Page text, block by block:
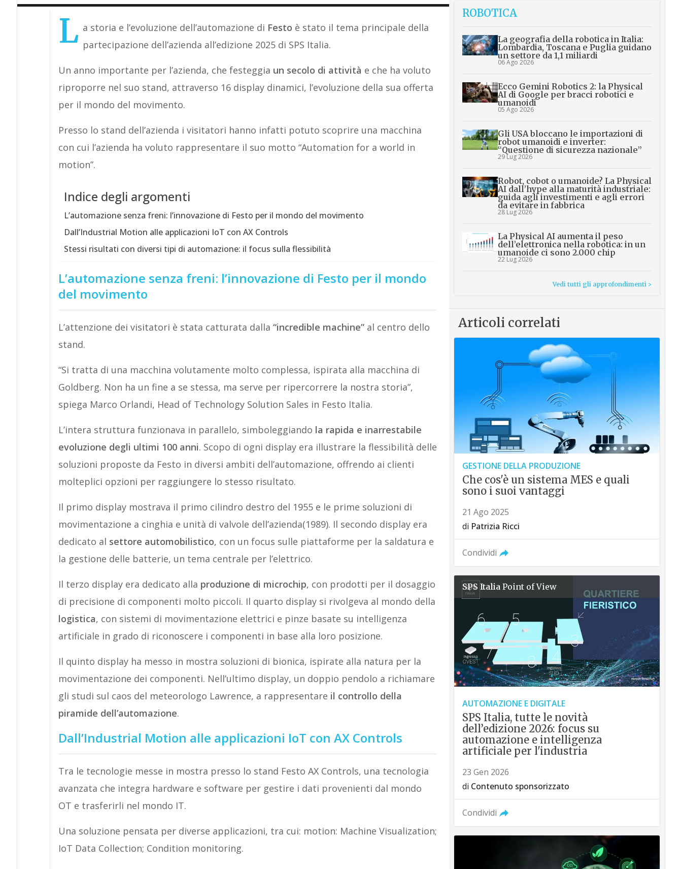
L a storia e l’evoluzione dell’automazione di Festo è stato il tema principale della
partecipazione dell’azienda all’edizione 2025 di SPS Italia.
Un anno importante per l’azienda, che festeggia un secolo di attività e che ha voluto
riproporre nel suo stand, attraverso 16 display dinamici, l’evoluzione della sua offerta
per il mondo del movimento.
Presso lo stand dell’azienda i visitatori hanno infatti potuto scoprire una macchina
con cui l’azienda ha voluto rappresentare il suo motto “Automation for a world in
motion”.
Indice degli argomenti
L’automazione senza freni: l’innovazione di Festo per il mondo del movimento
Dall’Industrial Motion alle applicazioni IoT con AX Controls
Stessi risultati con diversi tipi di automazione: il focus sulla flessibilità
L’automazione senza freni: l’innovazione di Festo per il mondo
del movimento
L’attenzione dei visitatori è stata catturata dalla “incredible machine”al centro dello
stand.
“Si tratta di una macchina volutamente molto complessa, ispirata alla macchina di
Goldberg. Non ha un fine a se stessa, ma serve per ripercorrere la nostra storia”,
spiega Marco Orlandi, Head of Technology Solution Sales in Festo Italia.
L’intera struttura funzionava in parallelo, simboleggiando la rapida e inarrestabile
evoluzione degli ultimi 100 anni. Scopo di ogni display era illustrare la flessibilità delle
soluzioni proposte da Festo in diversi ambiti dell’automazione, offrendo ai clienti
molteplici opzioni per raggiungere lo stesso risultato.
Il primo display mostrava il primo cilindro destro del 1955 e le prime soluzioni di
movimentazione a cinghia e unità di valvole dell’azienda(1989). Il secondo display era
dedicato al settore automobilistico, con un focus sulle piattaforme per la saldatura e
la gestione delle batterie, un tema centrale per l’elettrico.
Il terzo display era dedicato alla produzione di microchip, con prodotti per il dosaggio
di precisione di componenti molto piccoli. Il quarto display si rivolgeva al mondo della
logistica, con sistemi di movimentazione elettrici e pinze basate su intelligenza
artificiale in grado di riconoscere i componenti in base alla loro posizione.
Il quinto display ha messo in mostra soluzioni di bionica, ispirate alla natura per la
movimentazione dei componenti. Nell’ultimo display, un doppio pendolo a richiamare
gli studi sul caos del meteorologo Lawrence, a rappresentare il controllo della
piramide dell’automazione.
Dall’Industrial Motion alle applicazioni IoT con AX Controls
Tra le tecnologie messe in mostra presso lo stand Festo AX Controls, una tecnologia
avanzata che integra hardware e software per gestire i dati provenienti dal mondo
OT e trasferirli nel mondo IT.
Una soluzione pensata per diverse applicazioni, tra cui: motion: Machine Visualization;
IoT Data Collection; Condition monitoring.
ROBOTICA
La geografia della robotica in Italia:
Lombardia, Toscana e Puglia guidano
un settore da 1,1 miliardi
06 Ago 2026
Ecco Gemini Robotics 2: la Physical
AI di Google per bracci robotici e
umanoidi
05 Ago 2026
Gli USA bloccano le importazioni di
robot umanoidi e inverter:
“Questione di sicurezza nazionale”
29 Lug 2026
Robot, cobot o umanoide? La Physical
AI dall’hype alla maturità industriale:
guida agli investimenti e agli errori
da evitare in fabbrica
28 Lug 2026
La Physical AI aumenta il peso
dell’elettronica nella robotica: in un
umanoide ci sono 2.000 chip
22 Lug 2026
Vedi tutti gli approfondimenti >
Articoli correlati
GESTIONE DELLA PRODUZIONE
Che cos'è un sistema MES e quali
sono i suoi vantaggi
21 Ago 2025
di Patrizia Ricci
Condividi
SPS ItaliaPoint of View
AUTOMAZIONE E DIGITALE
SPS Italia, tutte le novità
dell’edizione 2026: focus su
automazione e intelligenza
artificiale per l'industria
23 Gen 2026
di Contenuto sponsorizzato
Condividi